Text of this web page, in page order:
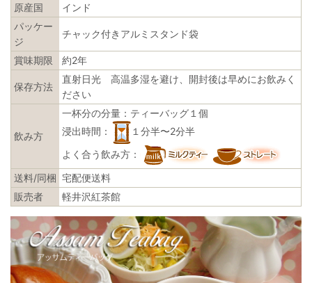
原産国
インド
パッケー
ジ
チャック付きアルミスタンド袋
賞味期限 約2年
保存方法
直射日光 高温多湿を避け、開封後は早めにお飲みく
ださい
飲み方
一杯分の分量：ティーバッグ１個
浸出時間：
１分半〜2分半
よく合う飲み方：
送料/同梱 宅配便送料
販売者
軽井沢紅茶館